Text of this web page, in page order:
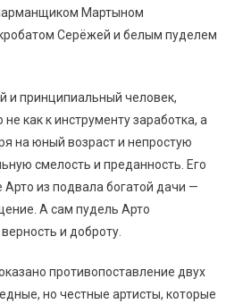
Мартыном
Серёжей и белым пуделем
принципиальный человек,
как к инструменту заработка, а
на юный возраст и непростую
смелость и преданность. Его
Арто из подвала богатой дачи —
А сам пудель Арто
и доброту.
противопоставление двух
но честные артисты, которые